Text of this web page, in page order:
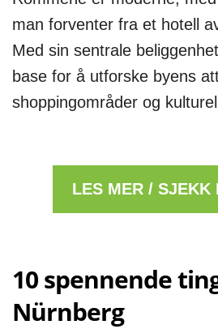
man forventer fra et hotell
Med sin sentrale
base for å utforske byens
shoppingområder og
LES MER / SJEKK
10 spennende
Nürnberg